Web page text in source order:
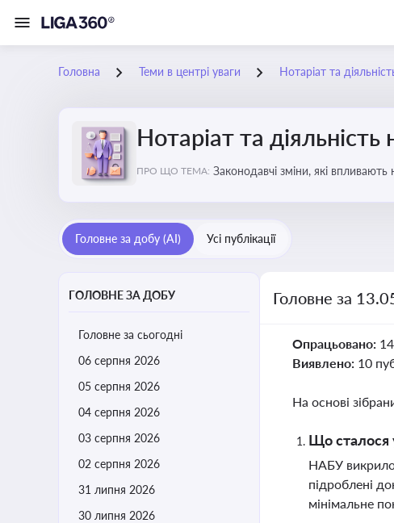
Головна Теми в центрі уваги Нотаріат та
Нотаріат та діяльність
ПРО ЩО ТЕМА: Законодавчі зміни, які
Головне за добу (AI) Усі публікації
ГОЛОВНЕ ЗА ДОБУ
Головне за сьогодні
06 серпня 2026
05 серпня 2026
04 серпня 2026
03 серпня 2026
02 серпня 2026
31 липня 2026
30 липня 2026
Головне за
Опрацьовано:
Виявлено: 10
На основі
Що сталося
НАБУ викрило
підроблені
мінімальне